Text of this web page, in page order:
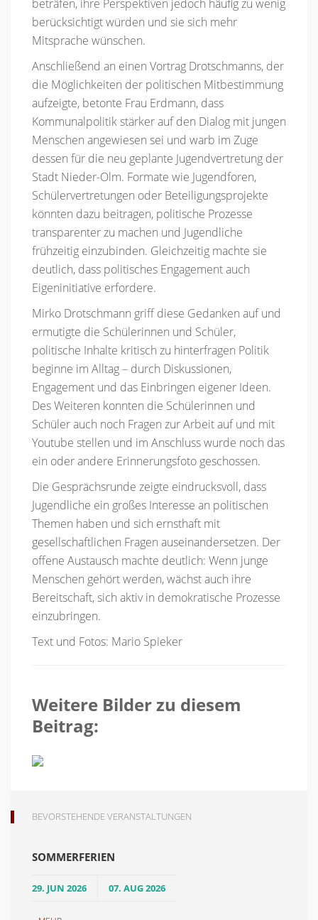
beträfen, ihre Perspektiven jedoch häufig zu wenig
berücksichtigt würden und sie sich mehr
Mitsprache wünschen.
Anschließend an einen Vortrag Drotschmanns, der
die Möglichkeiten der politischen Mitbestimmung
aufzeigte, betonte Frau Erdmann, dass
Kommunalpolitik stärker auf den Dialog mit jungen
Menschen angewiesen sei und warb im Zuge
dessen für die neu geplante Jugendvertretung der
Stadt Nieder-Olm. Formate wie Jugendforen,
Schülervertretungen oder Beteiligungsprojekte
könnten dazu beitragen, politische Prozesse
transparenter zu machen und Jugendliche
frühzeitig einzubinden. Gleichzeitig machte sie
deutlich, dass politisches Engagement auch
Eigeninitiative erfordere.
Mirko Drotschmann griff diese Gedanken auf und
ermutigte die Schülerinnen und Schüler,
politische Inhalte kritisch zu hinterfragen Politik
beginne im Alltag – durch Diskussionen,
Engagement und das Einbringen eigener Ideen.
Des Weiteren konnten die Schülerinnen und
Schüler auch noch Fragen zur Arbeit auf und mit
Youtube stellen und im Anschluss wurde noch das
ein oder andere Erinnerungsfoto geschossen.
Die Gesprächsrunde zeigte eindrucksvoll, dass
Jugendliche ein großes Interesse an politischen
Themen haben und sich ernsthaft mit
gesellschaftlichen Fragen auseinandersetzen. Der
offene Austausch machte deutlich: Wenn junge
Menschen gehört werden, wächst auch ihre
Bereitschaft, sich aktiv in demokratische Prozesse
einzubringen.
Text und Fotos: Mario Spieker
Weitere Bilder zu diesem
Beitrag:
BEVORSTEHENDE VERANSTALTUNGEN
SOMMERFERIEN
29. JUN 2026 07. AUG 2026